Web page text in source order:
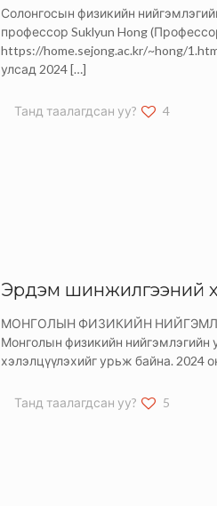
Солонгосын физикийн
профессор Suklyun Hong
https://home.sejong.ac.kr/~hong/
улсад 2024[…]
Танд таалагдсан уу? 4
Эрдэм шинжилгээний
МОНГОЛЫН ФИЗИКИЙН НИЙГЭМЛЭГ
Монголын физикийн
хэлэлцүүлэхийг урьж байна. 2024
Танд таалагдсан уу? 5